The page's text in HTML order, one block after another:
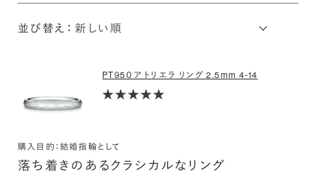
並び替え：
PT950 アトリエラ リング 2.5mm 4-14
購入目的：結婚指輪として
落ち着きのあるクラシカルなリング